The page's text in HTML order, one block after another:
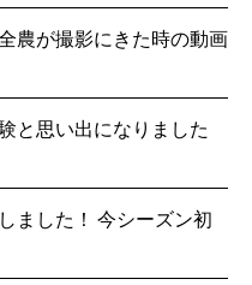
農が撮影にきた時の動画
と思い出になりました
ました！ 今シーズン初